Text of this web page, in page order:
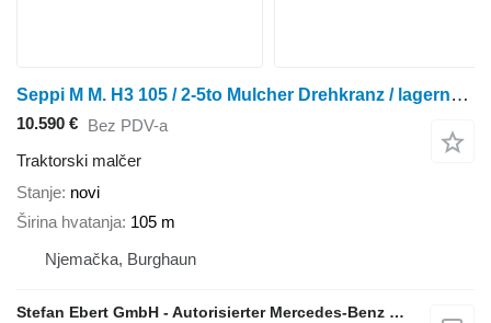
Seppi M M. H3 105 / 2-5to Mulcher Drehkranz / lagernd / NE
10.590 € Bez PDV-a
Traktorski malčer
Stanje novi
Širina hvatanja 105 m
Njemačka, Burghaun
Stefan Ebert GmbH - Autorisierter Mercedes-Benz Servicepartner